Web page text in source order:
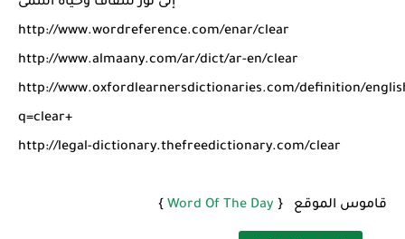
http://www.wordreference.com/enar/clear
http://www.almaany.com/ar/dict/ar-en/clear
http://www.oxfordlearnersdictionaries.com/definition/
q=clear+
http://legal-dictionary.thefreedictionary.com/clear
قاموس الموقع { Word Of The Day
}